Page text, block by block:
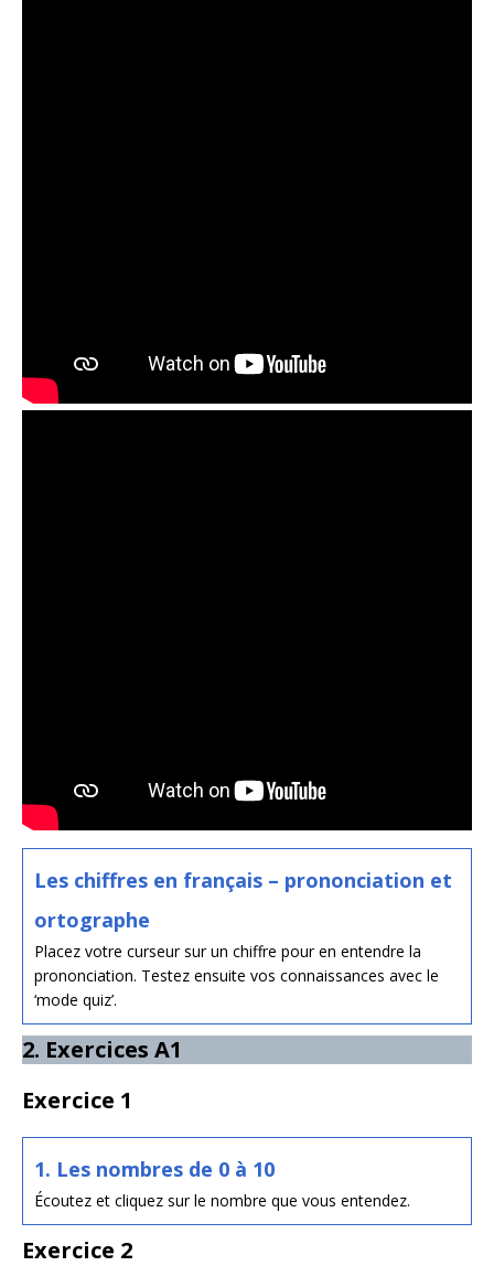
Les chiffres en français – prononciation et
ortographe
Placez votre curseur sur un chiffre pour en entendre la
prononciation. Testez ensuite vos connaissances avec le
‘mode quiz’.
2. Exercices A1
Exercice 1
1. Les nombres de 0 à 10
Écoutez et cliquez sur le nombre que vous entendez.
Exercice 2